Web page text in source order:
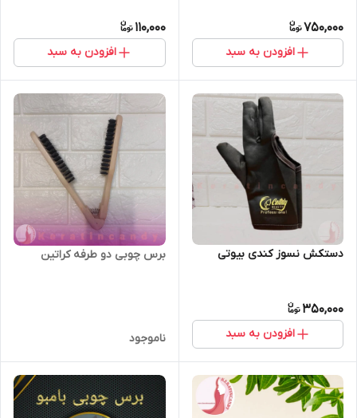
750,000
افزودن به سبد
110,000
افزودن به سبد
دستکش نسوز کندی بیوتی
350,000
افزودن به سبد
برس چوبی دو طرفه کراتین
ناموجود